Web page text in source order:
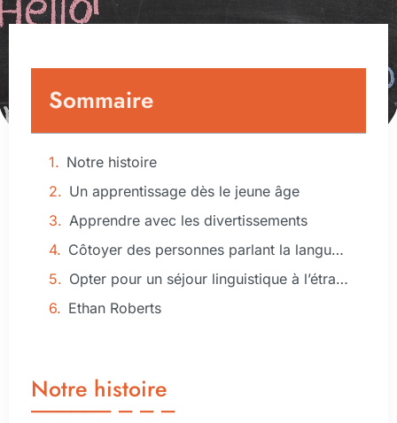
Sommaire
Notre histoire
Un apprentissage dès le jeune âge
Apprendre avec les divertissements
Côtoyer des personnes parlant la langue cible
Opter pour un séjour linguistique à l’étranger
Ethan Roberts
Notre histoire